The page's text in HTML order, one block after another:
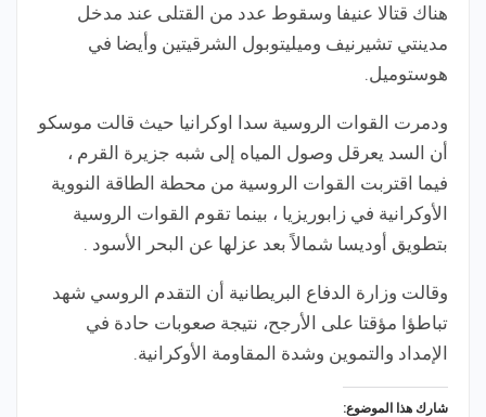
هناك قتالا عنيفا وسقوط عدد من القتلى عند مدخل
مدينتي تشيرنيف وميليتوبول الشرقيتين وأيضا في
هوستوميل.
ودمرت القوات الروسية سدا اوكرانيا حيث قالت موسكو
أن السد يعرقل وصول المياه إلى شبه جزيرة القرم ،
فيما اقتربت القوات الروسية من محطة الطاقة النووية
الأوكرانية في زابوريزيا ، بينما تقوم القوات الروسية
بتطويق أوديسا شمالاً بعد عزلها عن البحر الأسود .
وقالت وزارة الدفاع البريطانية أن التقدم الروسي شهد
تباطؤا مؤقتا على الأرجح، نتيجة صعوبات حادة في
الإمداد والتموين وشدة المقاومة الأوكرانية.
شارك هذا الموضوع: